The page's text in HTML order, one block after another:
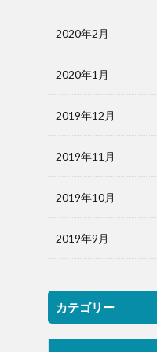
2020年2月
2020年1月
2019年12月
2019年11月
2019年10月
2019年9月
カテゴリー